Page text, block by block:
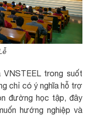
trong suốt
chỉ có ý nghĩa hỗ trợ
đường học tập, đây
hướng nghiệp và